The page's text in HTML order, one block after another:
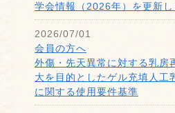
学会情報（2026年）を更新し
2026/07/01
会員の方へ
外傷・先天異常に対する乳房
大を目的としたゲル充填人工
に関する使用要件基準